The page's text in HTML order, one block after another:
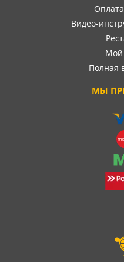
Видео-
Мой
Полная
МЫ